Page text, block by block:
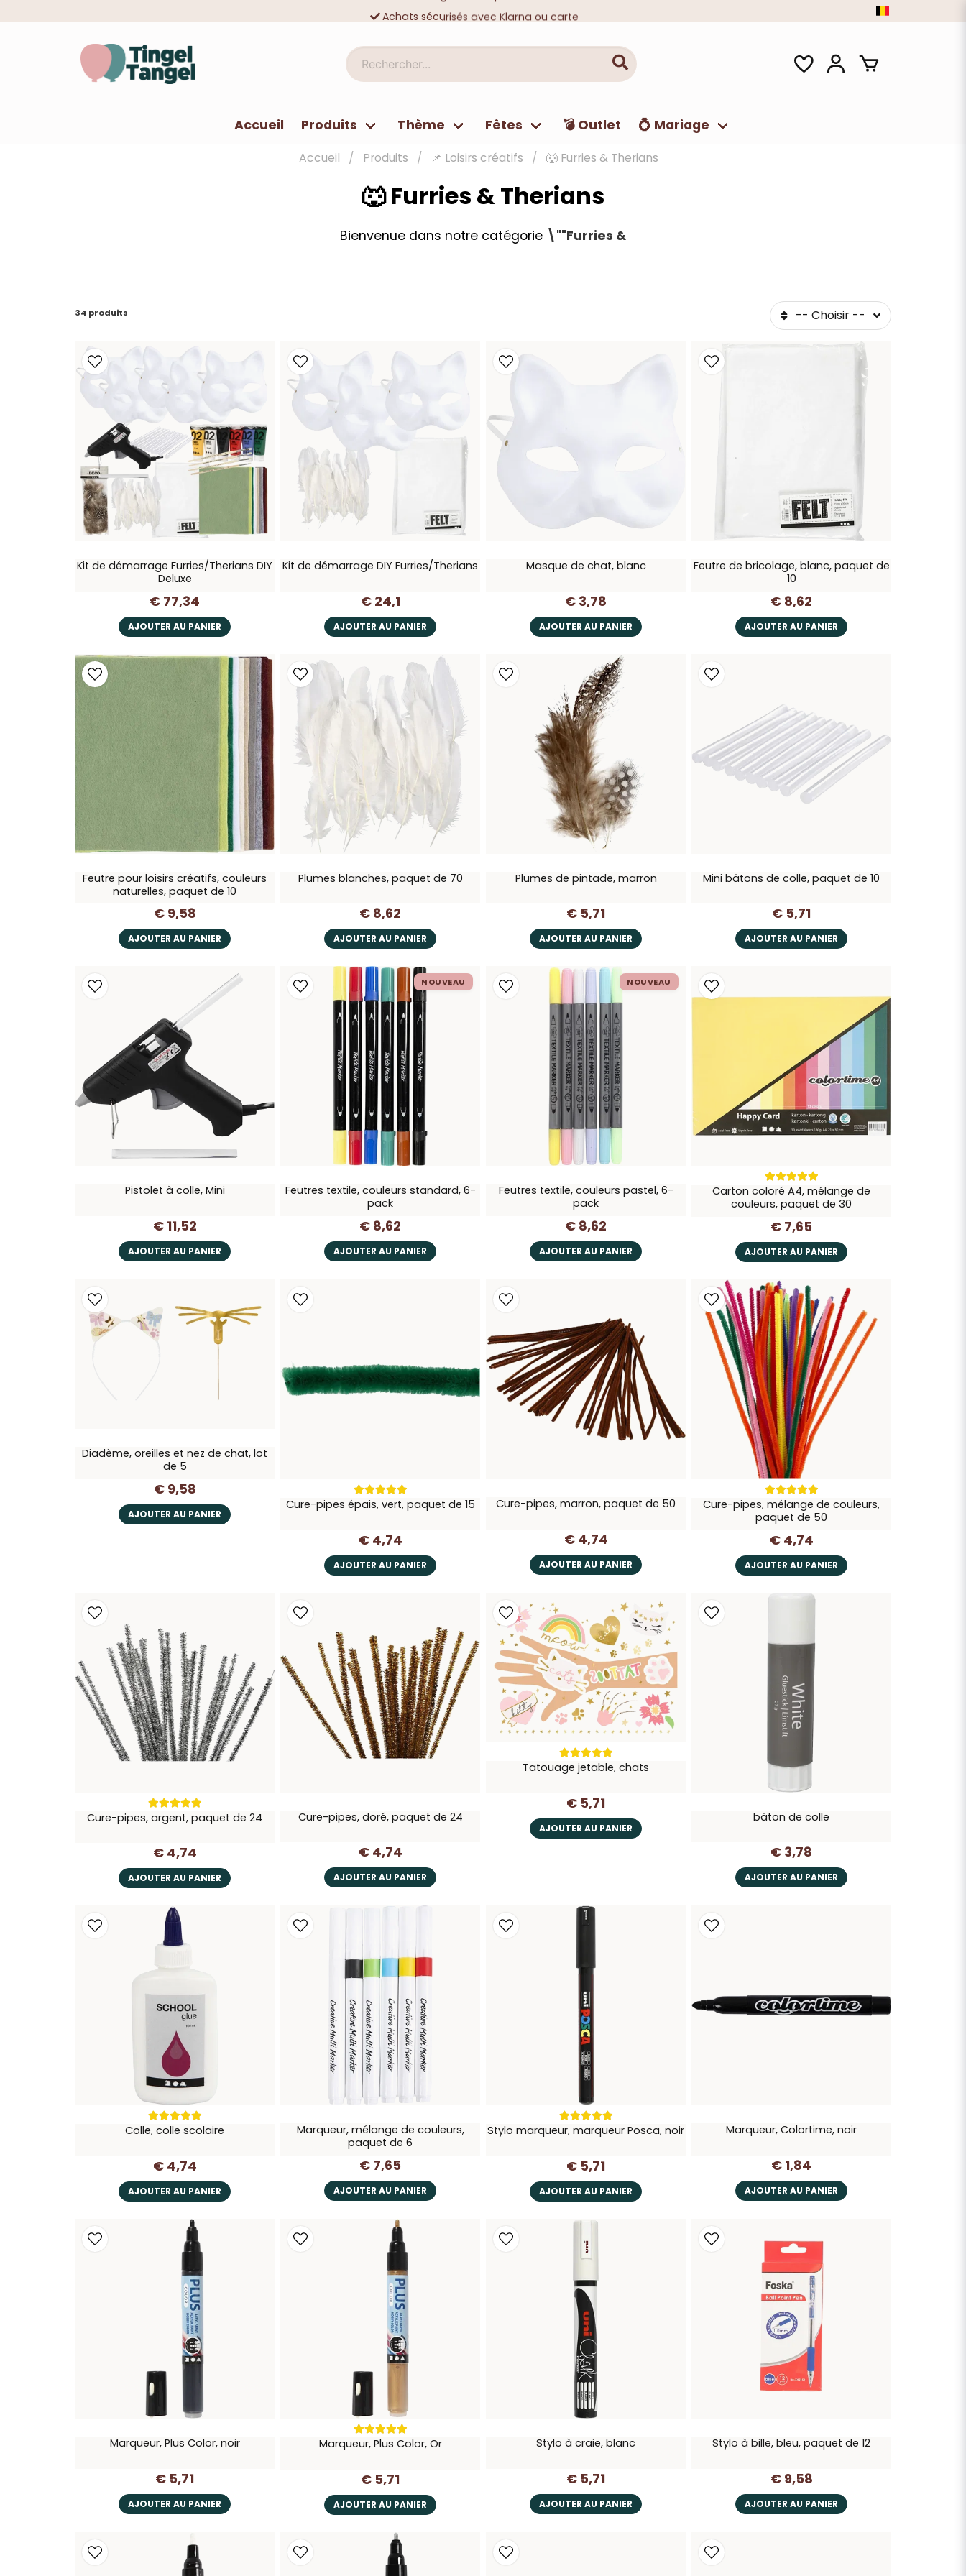
Achats sécurisés avec Klarna ou carte
Rechercher...
Accueil Produits Thème Fêtes 💣 Outlet 💍 Mariage
Accueil Produits 📌 Loisirs créatifs 🐺 Furries & Therians
🐺 Furries & Therians
Bienvenue dans notre catégorie \""Furries &
34 produits -- Choisir --
Kit de démarrage Furries/Therians DIY
Deluxe
€ 77,34
AJOUTER AU PANIER
Kit de démarrage DIY Furries/Therians
€ 24,1
AJOUTER AU PANIER
Masque de chat, blanc
€ 3,78
AJOUTER AU PANIER
Feutre de bricolage, blanc, paquet de
10
€ 8,62
AJOUTER AU PANIER
Feutre pour loisirs créatifs, couleurs
naturelles, paquet de 10
€ 9,58
AJOUTER AU PANIER
Plumes blanches, paquet de 70
€ 8,62
AJOUTER AU PANIER
Plumes de pintade, marron
€ 5,71
AJOUTER AU PANIER
Mini bâtons de colle, paquet de 10
€ 5,71
AJOUTER AU PANIER
Pistolet à colle, Mini
€ 11,52
AJOUTER AU PANIER
Feutres textile, couleurs standard, 6-
pack
€ 8,62
AJOUTER AU PANIER
NOUVEAU
Feutres textile, couleurs pastel, 6-
pack
€ 8,62
AJOUTER AU PANIER
NOUVEAU
Carton coloré A4, mélange de
couleurs, paquet de 30
€ 7,65
AJOUTER AU PANIER
Diadème, oreilles et nez de chat, lot
de 5
€ 9,58
AJOUTER AU PANIER
Cure-pipes épais, vert, paquet de 15
€ 4,74
AJOUTER AU PANIER
Cure-pipes, marron, paquet de 50
€ 4,74
AJOUTER AU PANIER
Cure-pipes, mélange de couleurs,
paquet de 50
€ 4,74
AJOUTER AU PANIER
Cure-pipes, argent, paquet de 24
€ 4,74
AJOUTER AU PANIER
Cure-pipes, doré, paquet de 24
€ 4,74
AJOUTER AU PANIER
Tatouage jetable, chats
€ 5,71
AJOUTER AU PANIER
bâton de colle
€ 3,78
AJOUTER AU PANIER
Colle, colle scolaire
€ 4,74
AJOUTER AU PANIER
Marqueur, mélange de couleurs,
paquet de 6
€ 7,65
AJOUTER AU PANIER
Stylo marqueur, marqueur Posca, noir
€ 5,71
AJOUTER AU PANIER
Marqueur, Colortime, noir
€ 1,84
AJOUTER AU PANIER
Marqueur, Plus Color, noir
€ 5,71
AJOUTER AU PANIER
Marqueur, Plus Color, Or
€ 5,71
AJOUTER AU PANIER
Stylo à craie, blanc
€ 5,71
AJOUTER AU PANIER
Stylo à bille, bleu, paquet de 12
€ 9,58
AJOUTER AU PANIER